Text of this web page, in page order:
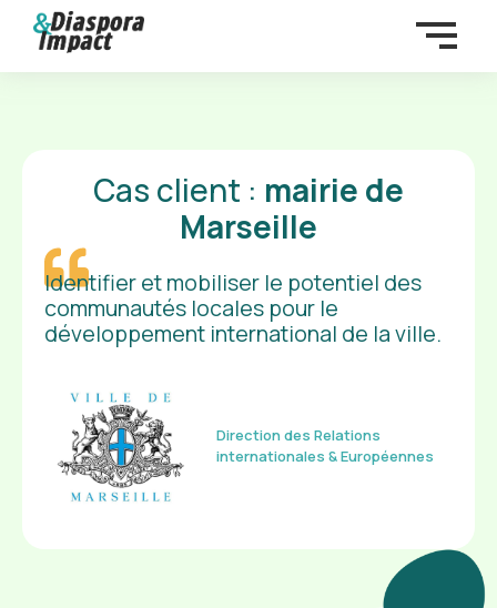
Cas client : mairie de
Marseille
Identifier et mobiliser le potentiel des
communautés locales pour le
développement international de la ville.
Direction des Relations
internationales & Européennes